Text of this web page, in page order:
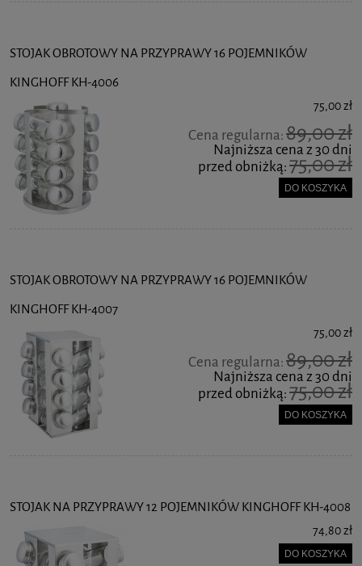
STOJAK OBROTOWY NA PRZYPRAWY 16 POJEMNIKÓW
KINGHOFF KH-4006
75,00 zł
Cena regularna:89,00 zł
Najniższa cena z 30 dni
przed obniżką:75,00 zł
DO KOSZYKA
STOJAK OBROTOWY NA PRZYPRAWY 16 POJEMNIKÓW
KINGHOFF KH-4007
75,00 zł
Cena regularna:89,00 zł
Najniższa cena z 30 dni
przed obniżką:75,00 zł
DO KOSZYKA
STOJAK NA PRZYPRAWY 12 POJEMNIKÓW KINGHOFF KH-4008
74,80 zł
DO KOSZYKA